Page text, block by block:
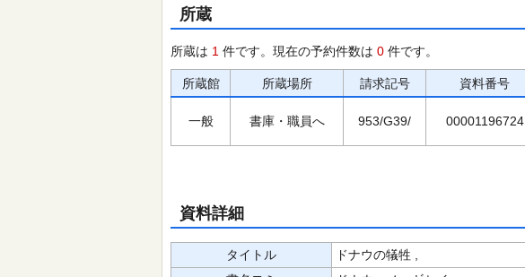
所蔵
所蔵は 1 件です。現在の予約件数は 0 件です。
所蔵館 所蔵場所 請求記号 資料番号
一般 書庫・職員へ 953/G39/ 00001196724
資料詳細
タイトル
ドナウの犠牲 ,